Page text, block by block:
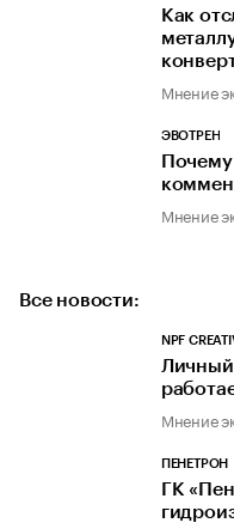
Как
Мнение
ЭВОТРЕН
Мнение
Все новости:
NPF
Мнение
ПЕНЕТРОН
ГК